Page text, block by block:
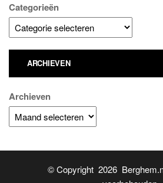
Categorieën
ARCHIEVEN
Archieven
© Copyright 2026